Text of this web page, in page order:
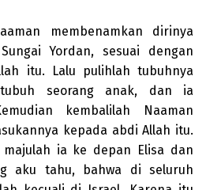
membenamkan dirinya
Yordan, sesuai dengan
itu. Lalu pulihlah tubuhnya
seorang anak, dan ia
kembalilah Naaman
kepada abdi Allah itu.
ia ke depan Elisa dan
aku tahu, bahwa di seluruh